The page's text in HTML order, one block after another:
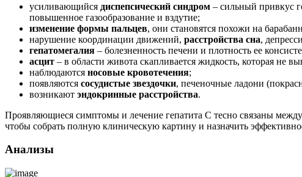
усиливающийся диспепсический синдром – сильный привкус
повышенное газообразование и вздутие;
изменение формы пальцев, они становятся похожи на
нарушение координации движений, расстройства сна,
гепатомегалия – болезненность печени и плотность ее
асцит – в области живота скапливается жидкость, которая не
наблюдаются носовые кровотечения;
появляются сосудистые звездочки, печеночные ладони
возникают эндокринные расстройства.
Проявляющиеся симптомы и лечение гепатита С тесно связаны
чтобы собрать полную клиническую картину и назначить
Анализы